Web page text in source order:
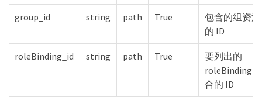
group_id string path True
包含的组资源
的 ID
roleBinding_id string path True
要列出的
roleBinding
合的 ID